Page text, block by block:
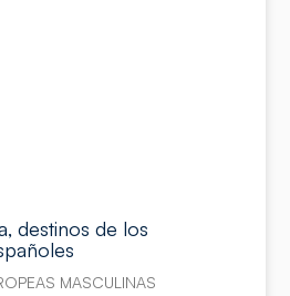
destinos de los
MASCULINAS